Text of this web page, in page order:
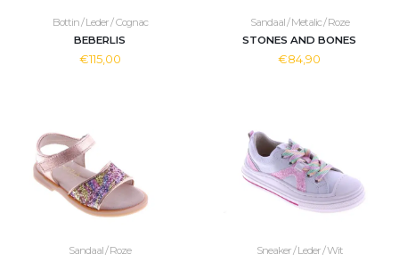
Bottin / Leder / Cognac
BEBERLIS
€115,00
Sandaal / Metalic / Roze
STONES AND BONES
€84,90
Sandaal / Roze
Sneaker / Leder / Wit